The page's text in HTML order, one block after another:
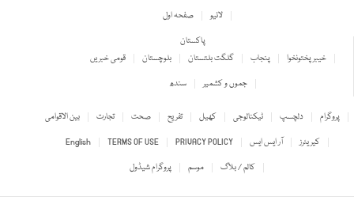
صفحہ اول
لائیو
پاکستان
قومی خبریں
بلوچستان گلگت بلتستان پنجاب
خیبر پختونخوا
سندھ
جموں و کشمیر
بین الاقوامی تجارت صحت تفریح کھیل ٹیکنالوجی دلچسپ
پروگرام
English
TERMS OF USE PRIVACY POLICY آر ایس ایس
کیریئرز
پروگرام شیڈول
موسم کالم / بلاگ